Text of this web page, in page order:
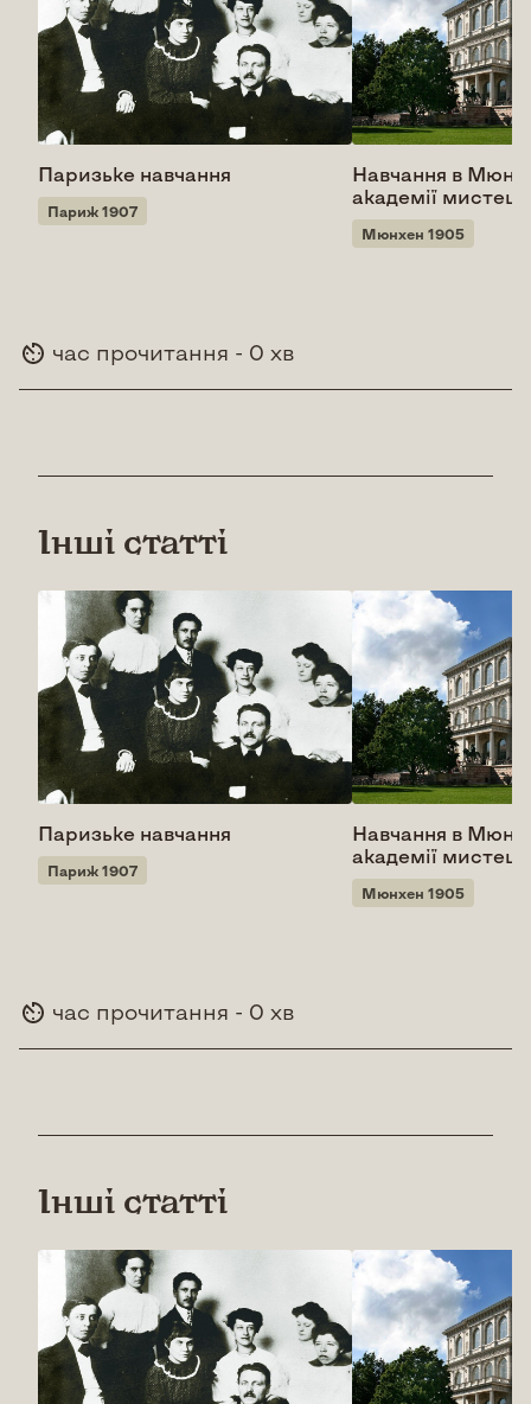
Паризьке навчання
Париж 1907
Навчання в
академії
Мюнхен 1905
час прочитання - 0 хв
Інші статті
Паризьке навчання
Париж 1907
Навчання в
академії
Мюнхен 1905
час прочитання - 0 хв
Інші статті